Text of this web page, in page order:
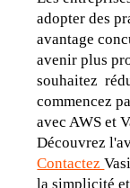
adopter des
avantage
avenir plus
souhaitez
commencez
avec AWS et
Contactez
la simplicité